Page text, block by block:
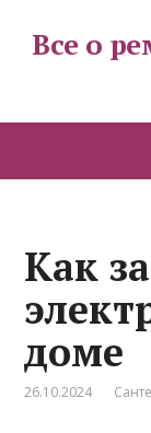
Все о
Как
доме
26.10.2024